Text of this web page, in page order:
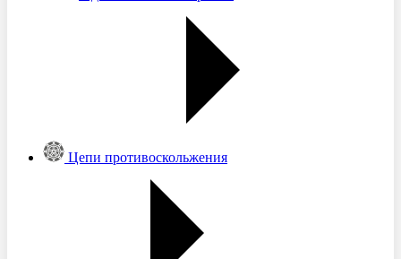
Цепи противоскольжения